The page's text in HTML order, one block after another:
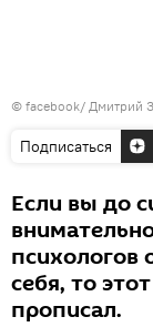
© facebook/ Дмитрий
Подписаться
Если вы до
психологов
себя, то
прописал.